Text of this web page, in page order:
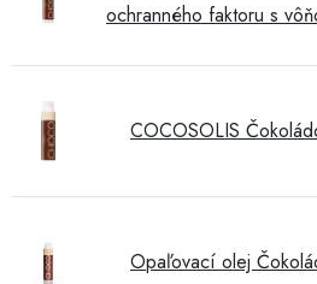
ochranného faktoru s
COCOSOLIS
Opaľovací olej